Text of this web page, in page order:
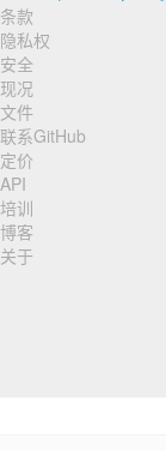
页
脚
导
航
条款
隐私权
安全
现况
文件
联系GitHub
定价
API
培训
博客
关于